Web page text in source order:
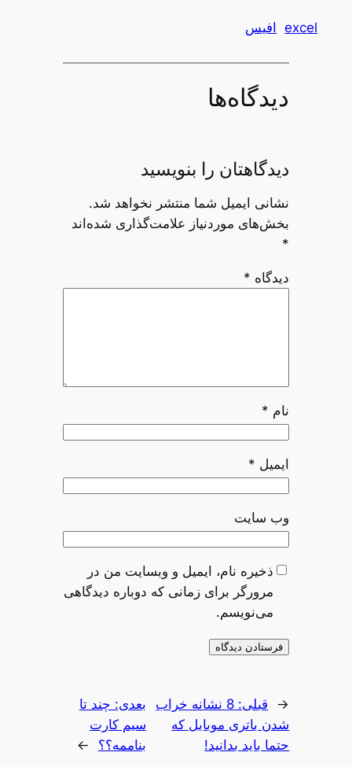
excel افیس
دیدگاه‌ها
دیدگاهتان را بنویسید
نشانی ایمیل شما منتشر نخواهد شد.
بخش‌های موردنیاز علامت‌گذاری شده‌اند
*
دیدگاه *
نام *
ایمیل *
وب‌ سایت
ذخیره نام، ایمیل و وبسایت من در
مرورگر برای زمانی که دوباره دیدگاهی
می‌نویسم.
← قبلی:
8 نشانه خراب
شدن باتری موبایل که
حتما باید بدانید!
بعدی: چند تا
سیم کارت
بناممه؟؟
→